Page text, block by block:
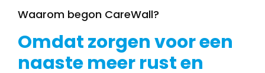
Waarom begon CareWall?
Omdat zorgen voor een
naaste meer rust en